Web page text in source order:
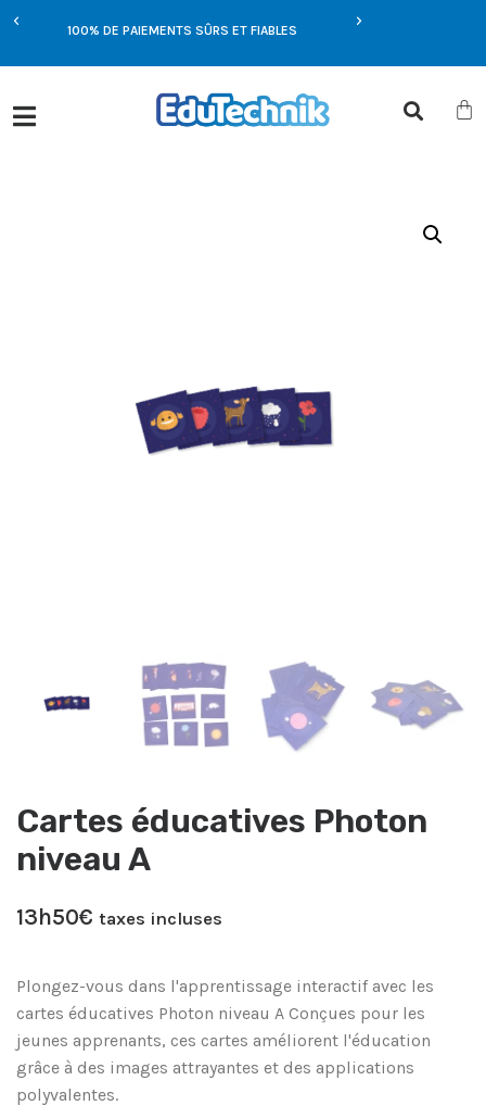
100% DE PAIEMENTS SÛRS ET FIABLES
Cartes éducatives Photon
niveau A
13h50€ taxes incluses
Plongez-vous dans l'apprentissage interactif avec les
cartes éducatives Photon niveau A Conçues pour les
jeunes apprenants, ces cartes améliorent l'éducation
grâce à des images attrayantes et des applications
polyvalentes.